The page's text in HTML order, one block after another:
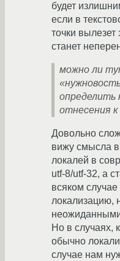
будет
если в
точки
станет
можно ли
определить
отнесения
Довольно
вижу смысла
локалей в
utf-8/utf-32, а
всяком
локализацию,
Но в случаях,
обычно
случае нам